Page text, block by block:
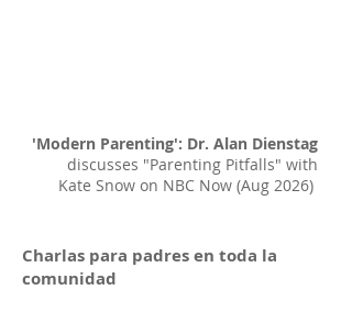
'Modern Parenting': Dr. Alan Dienstag
discusses "Parenting Pitfalls" with
Kate Snow on NBC Now (Aug 2026)
Charlas para padres en toda la
comunidad